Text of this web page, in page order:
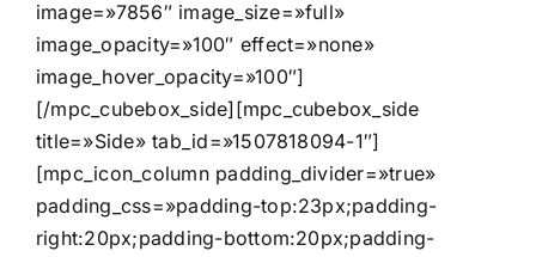
image=»7856″ image_size=»full»
image_opacity=»100″ effect=»none»
image_hover_opacity=»100″]
[/mpc_cubebox_side][mpc_cubebox_side
title=»Side» tab_id=»1507818094-1″]
[mpc_icon_column padding_divider=»true»
padding_css=»padding-top:23px;padding-
right:20px;padding-bottom:20px;padding-